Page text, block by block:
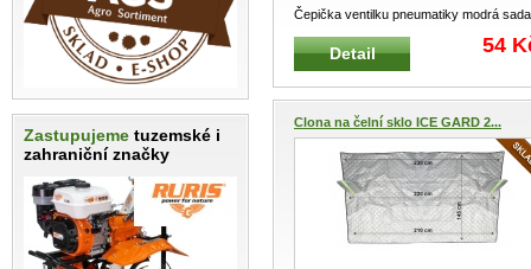
Zastupujeme tuzemské i
zahraniční značky
Čepička ventilku pneumatiky modrá sada
4 ks Ozdobná univerzální čepič
...
Detail 54
Clona na čelní sklo ICE GARD 2...